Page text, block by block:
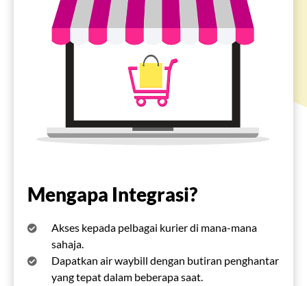
Mengapa Integrasi?
Akses kepada pelbagai kurier di mana-mana
sahaja.
Dapatkan air waybill dengan butiran penghantar
yang tepat dalam beberapa saat.